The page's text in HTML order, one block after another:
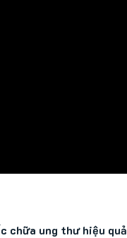
chữa ung thư hiệu quả